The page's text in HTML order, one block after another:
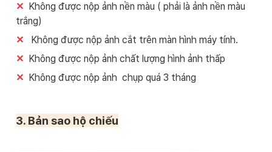
✕ Không được nộp ảnh nền màu ( phải là ảnh nền màu
trắng)
✕ Không được nộp ảnh cắt trên màn hình máy tính.
✕ Không được nộp ảnh chất lượng hình ảnh thấp
✕ Không được nộp ảnh  chụp quá 3 tháng
3. Bản sao hộ chiếu